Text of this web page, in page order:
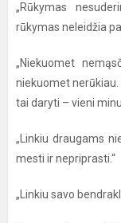
„Rūkymas
rūkymas neleidžia
„Niekuomet
niekuomet
tai daryti – vieni
„Linkiu draugams
mesti ir nepriprasti.“
„Linkiu savo